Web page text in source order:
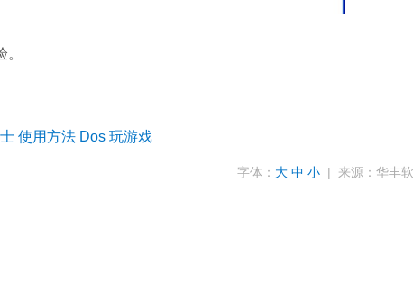
使用方法 Dos 玩游戏
字体： 大 中 小 | 来源：华丰